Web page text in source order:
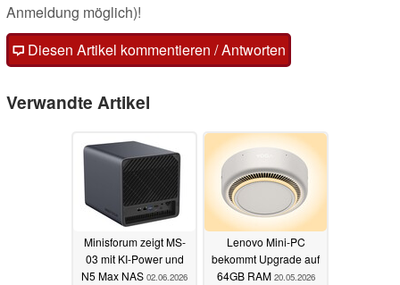
Anmeldung möglich)!
Diesen Artikel kommentieren / Antworten
Verwandte Artikel
Minisforum zeigt MS-
03 mit KI-Power und
N5 Max NAS 02.06.2026
Lenovo Mini-PC
bekommt Upgrade auf
64GB RAM 20.05.2026